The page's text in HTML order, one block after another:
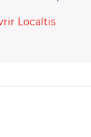
Localtis